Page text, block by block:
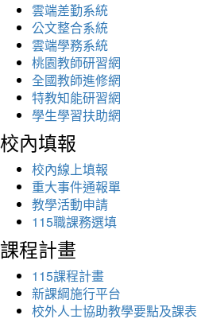
雲端差勤系統
公文整合系統
雲端學務系統
桃園教師研習網
全國教師進修網
特教知能研習網
學生學習扶助網
校內填報
校內線上填報
重大事件通報單
教學活動申請
115職課務選填
課程計畫
115課程計畫
新課綱施行平台
校外人士協助教學要點及課表